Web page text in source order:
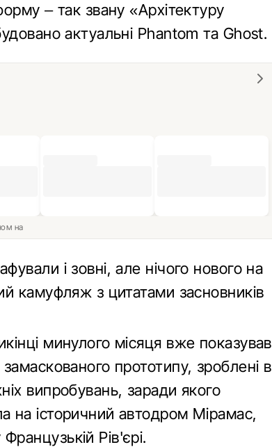
– так звану «Архітектуру
актуальні Phantom та Ghost.
на
і зовні, але нічого нового на
камуфляж з цитатами засновників
минулого місяця вже показував
прототипу, зроблені в
випробувань, заради якого
на історичний автодром Мірамас,
Рів'єрі.